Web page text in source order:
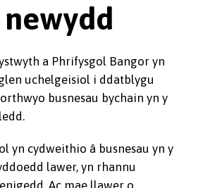
a Phrifysgol Bangor yn
uchelgeisiol i ddatblygu
busnesau bychain yn y
yn cydweithio â busnesau yn y
lawer, yn rhannu
Ac mae llawer o